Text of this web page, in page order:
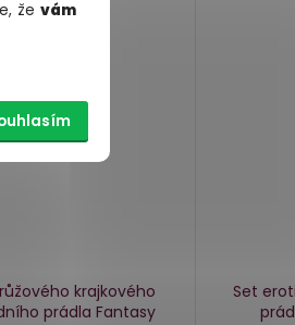
že vám
krajkového
prádla Fantasy
Set